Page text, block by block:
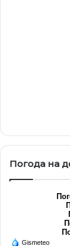
Погода на
Gismeteo